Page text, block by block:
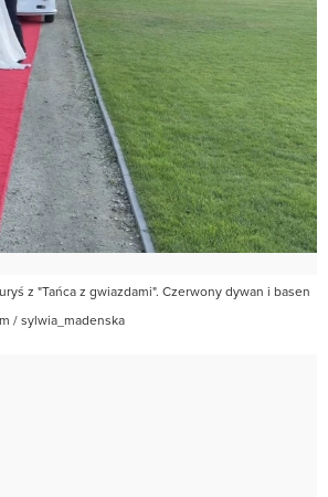
z "Tańca z gwiazdami". Czerwony dywan i basen
/ sylwia_madenska